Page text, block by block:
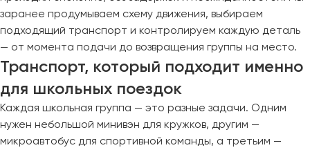
заранее продумываем схему движения, выбираем
подходящий транспорт и контролируем каждую деталь
— от момента подачи до возвращения группы на место.
Транспорт, который подходит именно
для школьных поездок
Каждая школьная группа — это разные задачи. Одним
нужен небольшой минивэн для кружков, другим —
микроавтобус для спортивной команды, а третьим —